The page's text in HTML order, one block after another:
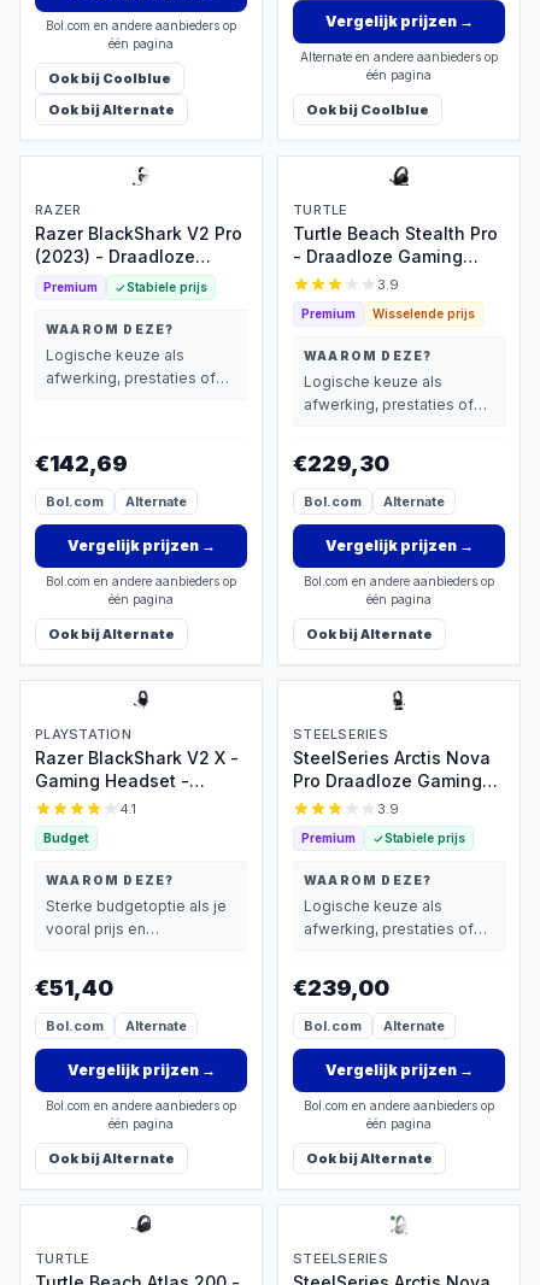
Bol.com en andere aanbieders op
één pagina
Ook bij Coolblue
Ook bijAlternate
Vergelijk prijzen→
Alternate en andere aanbieders op
één pagina
Ook bij Coolblue
RAZER
Razer BlackShark V2 Pro
(2023) - Draadloze
Gaming Headset -
Bluetooth/2.4 GHz -
PS5/PS4/PC - Wit
Premium Stabiele prijs
WAAROM DEZE?
Logische keuze als
afwerking, prestaties of
€142,69
Bol.com Alternate
Vergelijk prijzen→
Bol.com en andere aanbieders op
één pagina
Ook bijAlternate
TURTLE
Turtle Beach Stealth Pro
- Draadloze Gaming
Headset - PS5, PS4, PC
& Switch
3.9
Premium Wisselende prijs
WAAROM DEZE?
Logische keuze als
afwerking, prestaties of
€229,30
Bol.com Alternate
Vergelijk prijzen→
Bol.com en andere aanbieders op
één pagina
Ook bijAlternate
PLAYSTATION
Razer BlackShark V2 X -
Gaming Headset -
PlayStation Licensed -
Lichtgewicht - PS5 - 3.5
Jack -Zwart
4.1
Budget
WAAROM DEZE?
Sterke budgetoptie als je
vooral prijs en
€51,40
Bol.com Alternate
Vergelijk prijzen→
Bol.com en andere aanbieders op
één pagina
Ook bijAlternate
STEELSERIES
SteelSeries Arctis Nova
Pro Draadloze Gaming
Headset - PC, Xbox
Series X|S & Xbox One
3.9
Premium Stabiele prijs
WAAROM DEZE?
Logische keuze als
afwerking, prestaties of
€239,00
Bol.com Alternate
Vergelijk prijzen→
Bol.com en andere aanbieders op
één pagina
Ook bijAlternate
TURTLE STEELSERIES